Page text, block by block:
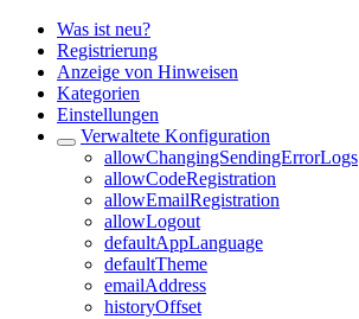
Was ist neu?
Registrierung
Anzeige von Hinweisen
Kategorien
Einstellungen
Verwaltete Konfiguration
allowChangingSendingErrorLogs
allowCodeRegistration
allowEmailRegistration
allowLogout
defaultAppLanguage
defaultTheme
emailAddress
historyOffset